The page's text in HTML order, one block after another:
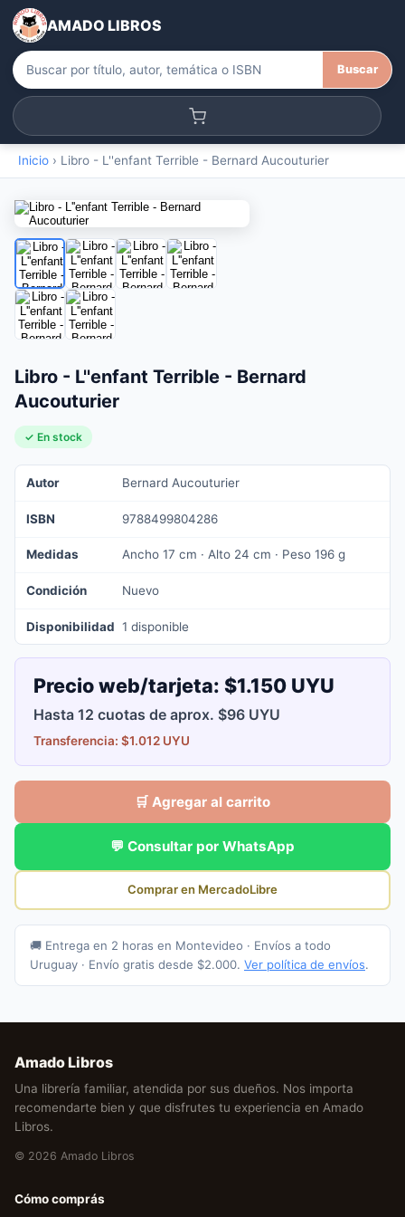
AMADO LIBROS
Buscar
Inicio › Libro - L''enfant Terrible - Bernard Aucouturier
Libro - L''enfant Terrible - Bernard
Aucouturier
✓ En stock
Autor Bernard Aucouturier
ISBN 9788499804286
Medidas Ancho 17 cm · Alto 24 cm · Peso 196 g
Condición Nuevo
Disponibilidad 1 disponible
Precio web/tarjeta: $1.150 UYU
Hasta 12 cuotas de aprox. $96 UYU
Transferencia: $1.012 UYU
🛒 Agregar al carrito
💬 Consultar por WhatsApp
Comprar en MercadoLibre
🚚 Entrega en 2 horas en Montevideo · Envíos a todo
Uruguay · Envío gratis desde $2.000. Ver política de envíos.
Amado Libros
Una librería familiar, atendida por sus dueños. Nos importa
recomendarte bien y que disfrutes tu experiencia en Amado
Libros.
© 2026 Amado Libros
Cómo comprás